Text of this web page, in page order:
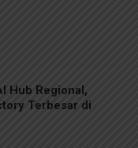
Hub Regional,
Terbesar di